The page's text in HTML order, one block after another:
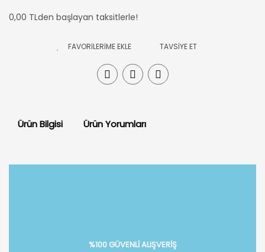
0,00 TLden başlayan taksitlerle!
TAVSİYE ET
Ürün Bilgisi Ürün Yorumları
%100 GÜVENLİ ALIŞVERİŞ